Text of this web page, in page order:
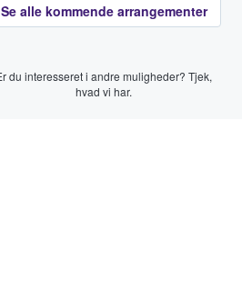
Se alle kommende arrangementer
du interesseret i andre muligheder? Tjek,
hvad vi har.